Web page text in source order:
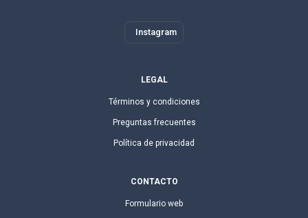
Instagram
LEGAL
Términos y condiciones
Preguntas frecuentes
Política de privacidad
CONTACTO
Formulario web